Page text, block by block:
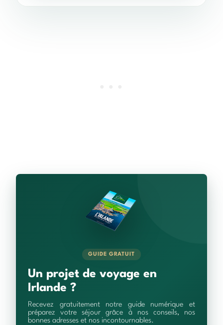
GUIDE GRATUIT
Un projet de voyage en
Irlande ?
Recevez gratuitement notre guide numérique et
préparez votre séjour grâce à nos conseils, nos
bonnes adresses et nos incontournables.